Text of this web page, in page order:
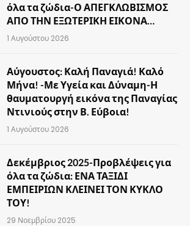
όλα τα ζώδια-Ο ΑΠΕΓΚΛΩΒΙΣΜΟΣ
ΑΠΟ ΤΗΝ ΕΞΩΤΕΡΙΚΗ ΕΙΚΟΝΑ…
1 Αυγούστου 2026
Αύγουστος: Καλή Παναγιά! Καλό
Μήνα! -Με Υγεία και Δύναμη-Η
θαυματουργή εικόνα της Παναγίας
Ντινιούς στην Β. Εύβοια!
1 Αυγούστου 2026
Δεκέμβριος 2025-Προβλέψεις για
όλα τα ζώδια: ΕΝΑ ΤΑΞΙΔΙ
ΕΜΠΕΙΡΙΩΝ ΚΛΕΙΝΕΙ ΤΟΝ ΚΥΚΛΟ
ΤΟΥ!
29 Νοεμβρίου 2025